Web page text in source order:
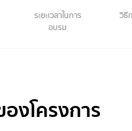
ระยะเวลาในการ
อบรม
วิธี
งโครงการ